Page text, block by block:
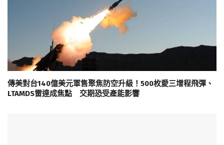
傳美對台140億美元軍售聚焦防空升級！500枚愛三增程飛彈、
LTAMDS雷達成焦點 交期恐受產能影響